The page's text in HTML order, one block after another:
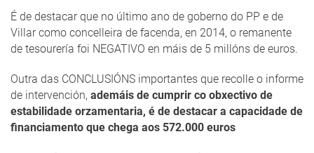
É de destacar que no último ano de goberno do PP e de
Villar como concelleira de facenda, en 2014, o remanente
de tesourería foi NEGATIVO en máis de 5 millóns de euros.
Outra das CONCLUSIÓNS importantes que recolle o informe
de intervención, ademáis de cumprir co obxectivo de
estabilidade orzamentaria, é de destacar a capacidade de
financiamento que chega aos 572.000 euros